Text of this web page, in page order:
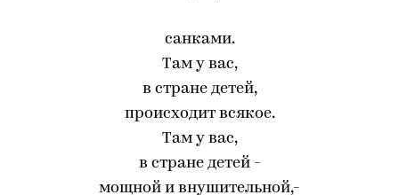
санками.
Там у вас,
в стране детей,
происходит всякое.
Там у вас,
в стране детей -
мощной и внушительной,-